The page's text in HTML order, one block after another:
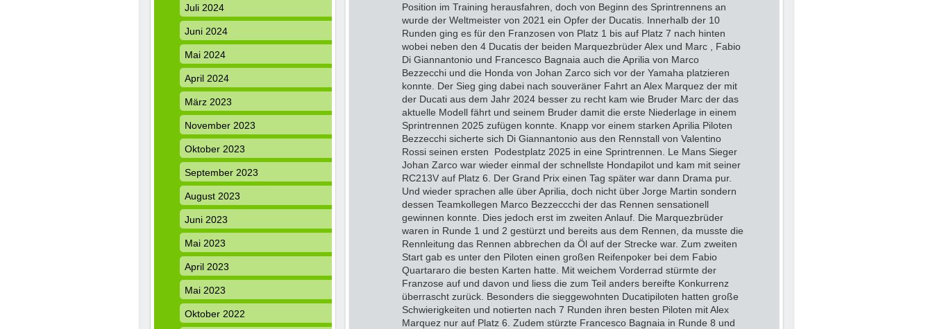
Position im Training herausfahren, doch von Beginn des Sprintrennens an
wurde der Weltmeister von 2021 ein Opfer der Ducatis. Innerhalb der 10
Runden ging es für den Franzosen von Platz 1 bis auf Platz 7 nach hinten
wobei neben den 4 Ducatis der beiden Marquezbrüder Alex und Marc , Fabio
Di Giannantonio und Francesco Bagnaia auch die Aprilia von Marco
Bezzecchi und die Honda von Johan Zarco sich vor der Yamaha platzieren
konnte. Der Sieg ging dabei nach souveräner Fahrt an Alex Marquez der mit
der Ducati aus dem Jahr 2024 besser zu recht kam wie Bruder Marc der das
aktuelle Modell fährt und seinem Bruder damit die erste Niederlage in einem
Sprintrennen 2025 zufügen konnte. Knapp vor einem starken Aprilia Piloten
Bezzecchi sicherte sich Di Giannantonio aus den Rennstall von Valentino
Rossi seinen ersten Podestplatz 2025 in eine Sprintrennen. Le Mans Sieger
Johan Zarco war wieder einmal der schnellste Hondapilot und kam mit seiner
RC213V auf Platz 6. Der Grand Prix einen Tag später war dann Drama pur.
Und wieder sprachen alle über Aprilia, doch nicht über Jorge Martin sondern
dessen Teamkollegen Marco Bezzeccchi der das Rennen sensationell
gewinnen konnte. Dies jedoch erst im zweiten Anlauf. Die Marquezbrüder
waren in Runde 1 und 2 gestürzt und bereits aus dem Rennen, da musste die
Rennleitung das Rennen abbrechen da Öl auf der Strecke war. Zum zweiten
Start gab es unter den Piloten einen großen Reifenpoker bei dem Fabio
Quartararo die besten Karten hatte. Mit weichem Vorderrad stürmte der
Franzose auf und davon und liess die zum Teil anders bereifte Konkurrenz
überrascht zurück. Besonders die sieggewohnten Ducatipiloten hatten große
Schwierigkeiten und notierten nach 7 Runden ihren besten Piloten mit Alex
Marquez nur auf Platz 6. Zudem stürzte Francesco Bagnaia in Runde 8 und
Juli 2024
Juni 2024
Mai 2024
April 2024
März 2023
November 2023
Oktober 2023
September 2023
August 2023
Juni 2023
Mai 2023
April 2023
Mai 2023
Oktober 2022